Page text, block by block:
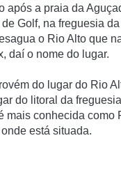
após a praia da
Golf, na freguesia
o Rio Alto que
daí­ o nome do lugar.
do lugar do Rio
do litoral da
mais conhecida como
está situada.